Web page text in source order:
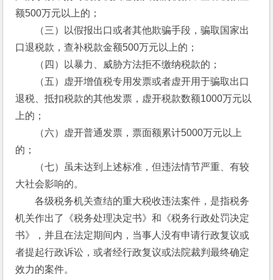
额500万元以上的；
（三）以假报出口或者其他欺骗手段，骗取国家出
口退税款，查补税款金额500万元以上的；
（四）以暴力、威胁方法拒不缴纳税款的；
（五）虚开增值税专用发票或者虚开用于骗取出口
退税、抵扣税款的其他发票，虚开税款数额1000万元以
上的；
（六）虚开普通发票，票面额累计5000万元以上
的；
（七）虽未达到上述标准，但违法情节严重、有较
大社会影响的。
各级税务机关查结的重大税收违法案件，是指税务
机关作出了《税务处理决定书》和《税务行政处罚决定
书》，并且在法定期间内，当事人没有申请行政复议或
者提起行政诉讼，或者经行政复议或法院裁判最终确定
效力的案件。